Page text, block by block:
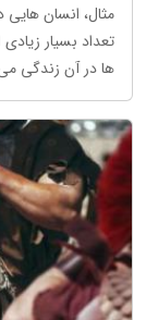
مثال، انسان
تعداد بسیار
ها در آن زندگی